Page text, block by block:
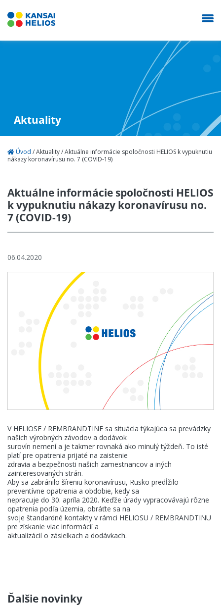
Aktuality
Úvod /Aktuality/Aktuálne informácie spoločnosti HELIOS k vypuknutiu
nákazy koronavírusu no. 7 (COVID-19)
Aktuálne informácie spoločnosti HELIOS
k vypuknutiu nákazy koronavírusu no.
7 (COVID-19)
06.04.2020
V HELIOSE / REMBRANDTINE sa situácia týkajúca sa prevádzky
našich výrobných závodov a dodávok
surovín nemení a je takmer rovnaká ako minulý týždeň. To isté
platí pre opatrenia prijaté na zaistenie
zdravia a bezpečnosti našich zamestnancov a iných
zainteresovaných strán.
Aby sa zabránilo šíreniu koronavírusu, Rusko predĺžilo
preventívne opatrenia a obdobie, kedy sa
nepracuje do 30. apríla 2020. Keďže úrady vypracovávajú rôzne
opatrenia podľa územia, obráťte sa na
svoje štandardné kontakty v rámci HELIOSU / REMBRANDTINU
pre získanie viac informácií a
aktualizácií o zásielkach a dodávkach.
Ďalšie novinky
Dekoratíva
Priemysel
E-shop
KANSAI HELIOS Slovakia
Rosinská 15/A
010 08 Žilina
Slovenská republika